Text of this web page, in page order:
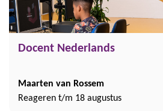
Docent Nederlands
Maarten van Rossem
Reageren t/m 18 augustus